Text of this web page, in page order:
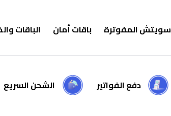
سويتش المفوترة باقات أمان الباقات
دفع الفواتير الشحن السريع